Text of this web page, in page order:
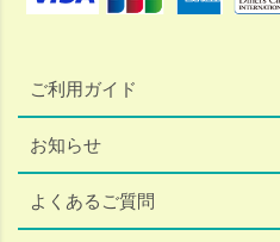
ご利用ガイド
お知らせ
よくあるご質問